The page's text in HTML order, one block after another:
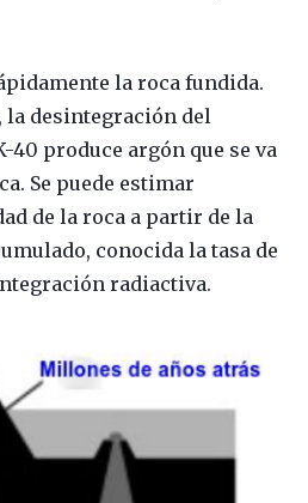
la roca fundida.
la desintegración del
40 produce argón que se va
Se puede estimar
de la roca a partir de la
conocida la tasa de
radiactiva.